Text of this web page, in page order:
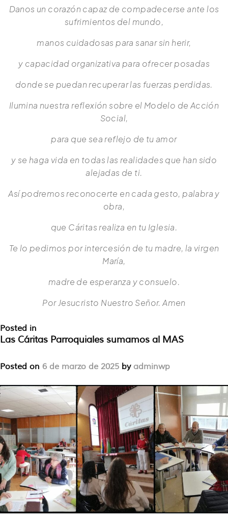
Danos un corazón capaz de compadecerse ante los
sufrimientos del mundo,
manos cuidadosas para sanar sin herir,
y capacidad organizativa para ofrecer posadas
donde se puedan recuperar las fuerzas perdidas.
Ilumina nuestra reflexión sobre el Modelo de Acción
Social,
para que sea reflejo de tu amor
y se haga vida en todas las realidades que han sido
alejadas de ti.
Así podremos reconocerte en cada gesto, palabra y
obra,
que Cáritas realiza en tu Iglesia.
Te lo pedimos por intercesión de tu madre, la virgen
María,
madre de esperanza y consuelo.
Por Jesucristo Nuestro Señor. Amen
Posted in
Las Cáritas Parroquiales sumamos al MAS
Posted on 6 de marzo de 2025 by adminwp